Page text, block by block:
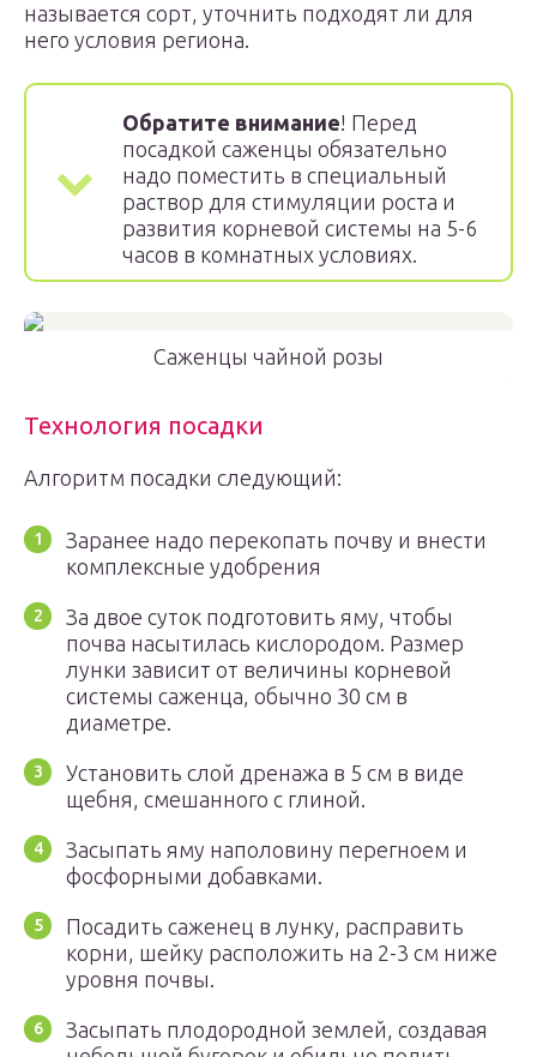
называется сорт, уточнить подходят ли для
него условия региона.
Обратите внимание! Перед
посадкой саженцы обязательно
надо поместить в специальный
раствор для стимуляции роста и
развития корневой системы на 5-6
часов в комнатных условиях.
Саженцы чайной розы
Технология посадки
Алгоритм посадки следующий:
Заранее надо перекопать почву и внести
комплексные удобрения
За двое суток подготовить яму, чтобы
почва насытилась кислородом. Размер
лунки зависит от величины корневой
системы саженца, обычно 30 см в
диаметре.
Установить слой дренажа в 5 см в виде
щебня, смешанного с глиной.
Засыпать яму наполовину перегноем и
фосфорными добавками.
Посадить саженец в лунку, расправить
корни, шейку расположить на 2-3 см ниже
уровня почвы.
Засыпать плодородной землей, создавая